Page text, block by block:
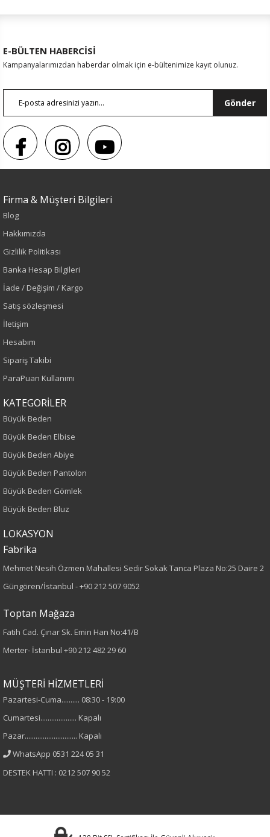
Renk
Sezon
İlkbahar-Yaz
Yaş Grubu
Kalıp
Boy
70
Kumaş Tipi
Düz
Kumaş
%5 Elastan
Yaka Tipi
Bisiklet Yaka
E-BÜLTEN HABERCİSİ
Kampanyalarımızdan haberdar olmak için e-bültenimize kayıt olunuz.
Gönder
Firma & Müşteri Bilgileri
Blog
Hakkımızda
Gizlilik Politikası
Banka Hesap Bilgileri
İade / Değişim / Kargo
Satış sözleşmesi
İletişim
Hesabım
Sipariş Takibi
ParaPuan Kullanımı
KATEGORİLER
Büyük Beden
Büyük Beden Elbise
Büyük Beden Abiye
Büyük Beden Pantolon
Büyük Beden Gömlek
Büyük Beden Bluz
LOKASYON
Fabrika
Mehmet Nesih Özmen Mahallesi Sedir Sokak Tanca Plaza No:25 Daire 2
Güngören/İstanbul -+90 212 507 9052
Toptan Mağaza
Fatih Cad. Çınar Sk. Emin Han No:41/B
Merter- İstanbul +90 212 482 29 60
MÜŞTERİ HİZMETLERİ
Pazartesi-Cuma.......... 08:30 - 19:00
Cumartesi.................... Kapalı
Pazar............................. Kapalı
WhatsApp 0531 224 05 31
DESTEK HATTI : 0212 507 90 52